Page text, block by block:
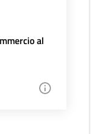
al